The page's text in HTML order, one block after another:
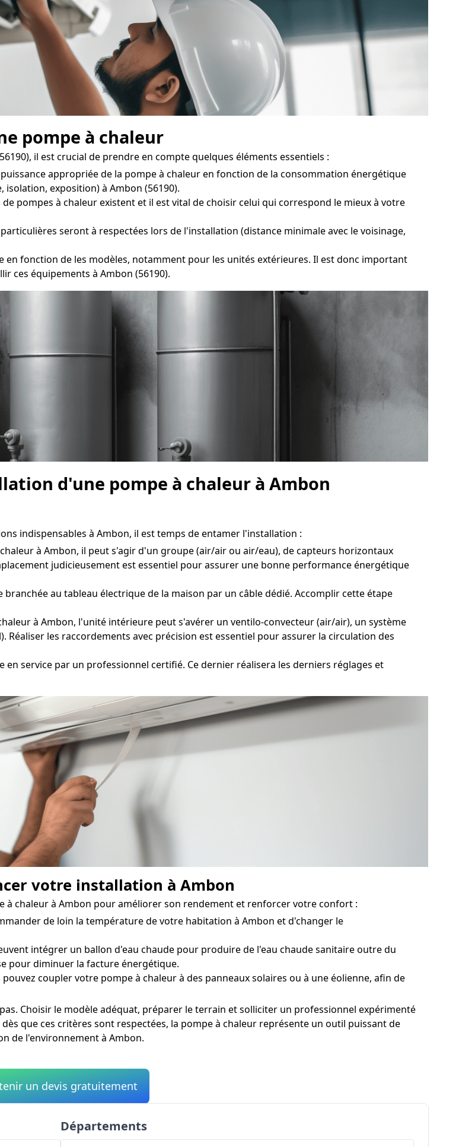
pompe à chaleur
il est crucial de prendre en compte quelques éléments essentiels :
appropriée de la pompe à chaleur en fonction de la consommation énergétique
exposition) à Ambon (56190).
pompes à chaleur existent et il est vital de choisir celui qui correspond le mieux à votre
seront à respectées lors de l'installation (distance minimale avec le voisinage,
en fonction de les modèles, notamment pour les unités extérieures. Il est donc important
ces équipements à Ambon (56190).
d'une pompe à chaleur à Ambon
indispensables à Ambon, il est temps de entamer l'installation :
à Ambon, il peut s'agir d'un groupe (air/air ou air/eau), de capteurs horizontaux
judicieusement est essentiel pour assurer une bonne performance énergétique
au tableau électrique de la maison par un câble dédié. Accomplir cette étape
à Ambon, l'unité intérieure peut s'avérer un ventilo-convecteur (air/air), un système
les raccordements avec précision est essentiel pour assurer la circulation des
en service par un professionnel certifié. Ce dernier réalisera les derniers réglages et
votre installation à Ambon
chaleur à Ambon pour améliorer son rendement et renforcer votre confort :
de loin la température de votre habitation à Ambon et d'changer le
intégrer un ballon d'eau chaude pour produire de l'eau chaude sanitaire outre du
pour diminuer la facture énergétique.
coupler votre pompe à chaleur à des panneaux solaires ou à une éolienne, afin de
Choisir le modèle adéquat, préparer le terrain et solliciter un professionnel expérimenté
que ces critères sont respectées, la pompe à chaleur représente un outil puissant de
de l'environnement à Ambon.
un devis gratuitement
Départements